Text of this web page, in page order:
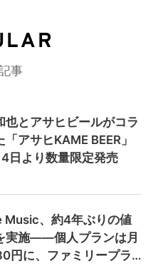
事
也とアサヒビールがコラ
「アサヒKAME BEER」
日より数量限定発売
Music、約4年ぶりの値
実施——個人プランは月
円に、ファミリープラ